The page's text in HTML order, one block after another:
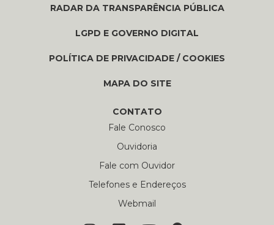
RADAR DA TRANSPARÊNCIA PÚBLICA
LGPD E GOVERNO DIGITAL
POLÍTICA DE PRIVACIDADE / COOKIES
MAPA DO SITE
CONTATO
Fale Conosco
Ouvidoria
Fale com Ouvidor
Telefones e Endereços
Webmail